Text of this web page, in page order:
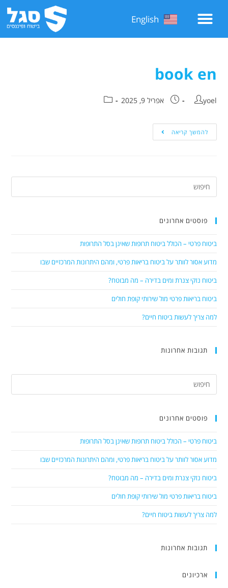
English
book en
yoel אפריל 9, 2025
להמשך קריאה
פוסטים אחרונים
ביטוח פרטי – הכולל ביטוח תרופות שאינן בסל התרופות
מדוע אסור לוותר על ביטוח בריאות פרטי, ומהם היתרונות המרכזיים שבו
ביטוח נזקי צנרת ומים בדירה – מה מבוטח?
ביטוח בריאות פרטי מול שירותי קופת חולים
למה צריך לעשות ביטוח חיים?
תגובות אחרונות
פוסטים אחרונים
ביטוח פרטי – הכולל ביטוח תרופות שאינן בסל התרופות
מדוע אסור לוותר על ביטוח בריאות פרטי, ומהם היתרונות המרכזיים שבו
ביטוח נזקי צנרת ומים בדירה – מה מבוטח?
ביטוח בריאות פרטי מול שירותי קופת חולים
למה צריך לעשות ביטוח חיים?
תגובות אחרונות
ארכיונים